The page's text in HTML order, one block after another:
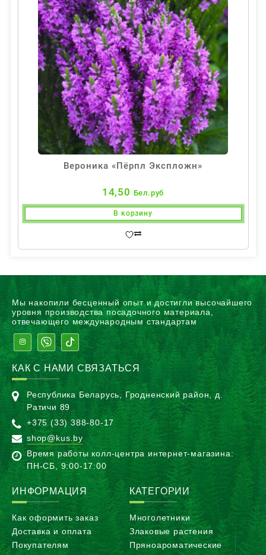
Вероника «Пёрпл Экспложн»
14,50 Бел.руб
В корзину
Мы накопили бесценный опыт и достигли высочайшего
уровня производства посадочного материала,
отвечающего международным стандартам
КАК С НАМИ СВЯЗАТЬСЯ
Республика Беларусь, Гродненский район, д.
Ратичи 89
+375 (33) 388-80-17
shop@kus.by
Время работы колл-центра интернет-магазина:
ПН-CБ, 9:00-17:00
ИНФОРМАЦИЯ
Как оформить заказ
Доставка и оплата
Покупателям
КАТЕГОРИИ
Многолетники
Злаковые растения
Пряноароматические